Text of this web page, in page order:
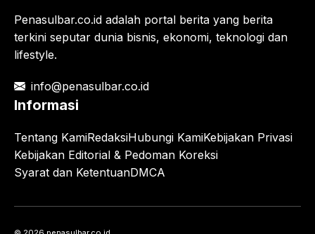
Penasulbar.co.id adalah portal berita yang berita
terkini seputar dunia bisnis, ekonomi, teknologi dan
lifestyle.
info@penasulbar.co.id
Informasi
Tentang KamiRedaksiHubungi KamiKebijakan Privasi
Kebijakan Editorial & Pedoman Koreksi
Syarat dan KetentuanDMCA